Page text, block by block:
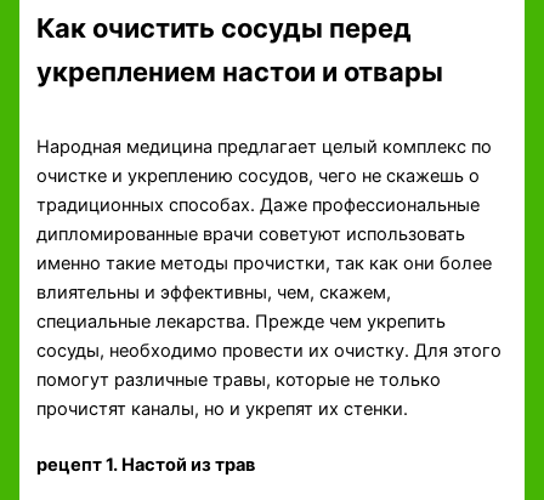
Как очистить сосуды перед
укреплением настои и отвары
Народная медицина предлагает целый комплекс по
очистке и укреплению сосудов, чего не скажешь о
традиционных способах. Даже профессиональные
дипломированные врачи советуют использовать
именно такие методы прочистки, так как они более
влиятельны и эффективны, чем, скажем,
специальные лекарства. Прежде чем укрепить
сосуды, необходимо провести их очистку. Для этого
помогут различные травы, которые не только
прочистят каналы, но и укрепят их стенки.
рецепт 1. Настой из трав